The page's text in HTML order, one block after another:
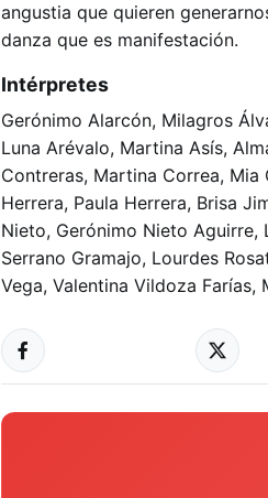
angustia que quieren
danza que es manifestación.
Intérpretes
Gerónimo Alarcón, Milagros
Luna Arévalo, Martina Asís,
Contreras, Martina Correa,
Herrera, Paula Herrera, Brisa
Nieto, Gerónimo Nieto Aguirre,
Serrano Gramajo, Lourdes
Vega, Valentina Vildoza Farías,